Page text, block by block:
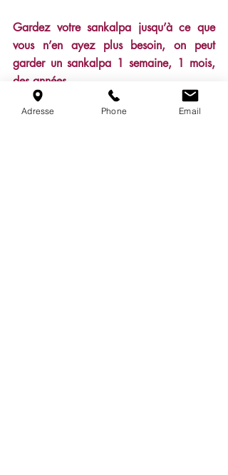
Gardez votre sankalpa jusqu’à ce que
vous n’en ayez plus besoin, on peut
garder un sankalpa 1 semaine, 1 mois,
des années…
Exemples de sankalpas
Adresse Phone Email